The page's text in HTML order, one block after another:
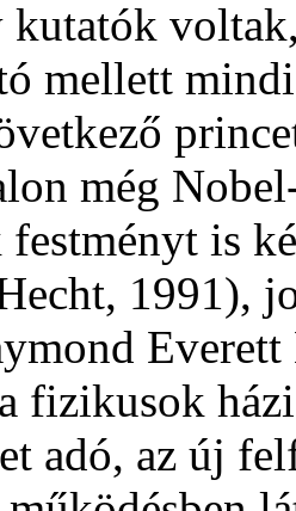
kutatók
mellett
még
is
1991),
fizikusok
adó, az új